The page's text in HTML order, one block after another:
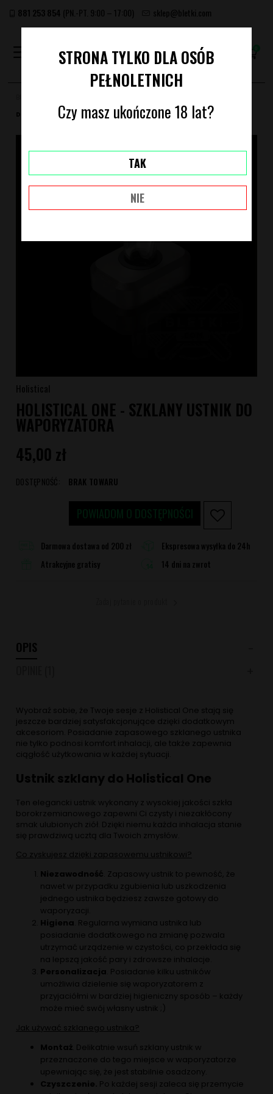
881 253 854 (PN.-PT. 9:00 – 17:00) sklep@bletki.com
DO WAPORYZATORA
Holistical
HOLISTICAL ONE - SZKLANY USTNIK DO
WAPORYZATORA
45,00 zł
DOSTĘPNOŚĆ: BRAK TOWARU
POWIADOM O DOSTĘPNOŚCI
Darmowa dostawa od 200 zł
Ekspresowa wysyłka do 24h
Atrakcyjne gratisy
14 dni na zwrot
OPIS
Wyobraź sobie, że Twoje sesje z Holistical One stają się
jeszcze bardziej satysfakcjonujące dzięki dodatkowym
akcesoriom. Posiadanie zapasowego szklanego ustnika
nie tylko podnosi komfort inhalacji, ale także zapewnia
ciągłość użytkowania w każdej sytuacji.
Ustnik szklany do Holistical One
Ten elegancki ustnik wykonany z wysokiej jakości szkła
borokrzemianowego zapewni Ci czysty i niezakłócony
smak ulubionych ziół. Dzięki niemu każda inhalacja stanie
się prawdziwą ucztą dla Twoich zmysłów.
Co zyskujesz dzięki zapasowemu ustnikowi?
Niezawodność . Zapasowy ustnik to pewność, że
nawet w przypadku zgubienia lub uszkodzenia
jednego ustnika będziesz zawsze gotowy do
waporyzacji.
Higiena . Regularna wymiana ustnika lub
posiadanie dodatkowego na zmianę pozwala
utrzymać urządzenie w czystości, co przekłada się
na lepszą jakość pary i zdrowsze inhalacje.
Personalizacja . Posiadanie kilku ustników
umożliwia dzielenie się waporyzatorem z
przyjaciółmi w bardziej higieniczny sposób – każdy
może mieć swój własny ustnik ;)
Jak używać szklanego ustnika?
Montaż . Delikatnie wsuń szklany ustnik w
przeznaczone do tego miejsce w waporyzatorze
upewniając się, że jest stabilnie osadzony.
Czyszczenie. Po każdej sesji zaleca się przemycie
STRONA TYLKO DLA OSÓB
PEŁNOLETNICH
Czy masz ukończone 18 lat?
TAK
NIE